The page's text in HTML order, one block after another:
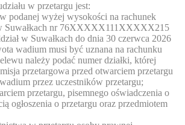
w przetargu jest:
podanej wyżej wysokości na rachunek
nr 76XXXXX111 XXXXX215
w Suwałkach do dnia 30 czerwca 2026
wadium musi być uznana na rachunku
należy podać numer działki, której
przetargowa przed otwarciem przetargu
przez uczestników przetargu;
przetargu, pisemnego oświadczenia o
ogłoszenia o przetargu oraz przedmiotem